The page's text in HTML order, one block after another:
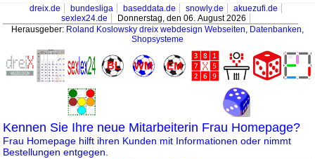
dreix.de bundesliga baseddata.de snowly.de
akuezufi.de
sexlex24.de
Donnerstag, den 06. August 2026
Herausgeber: Roland Koslowsky dreix webdesign Webseiten, Datenbanken,
Shopsysteme
Kennen Sie Ihre neue Mitarbeiterin Frau Homepage?
Frau Homepage hilft ihren Kunden mit Informationen oder nimmt
Bestellungen entgegen.